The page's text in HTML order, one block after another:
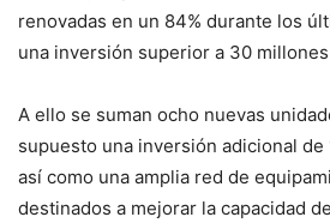
renovadas en un 84% durante los
una inversión superior a 30
A ello se suman ocho nuevas
supuesto una inversión adicional de
así como una amplia red de
destinados a mejorar la capacidad